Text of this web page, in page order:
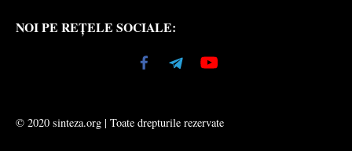
NOI PE REȚELE SOCIALE:
© 2020 sinteza.org | Toate drepturile rezervate